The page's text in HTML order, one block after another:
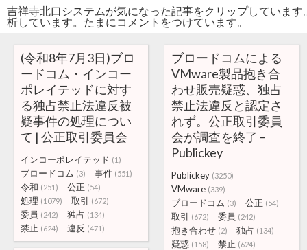
吉祥寺北口システムが気になった記事をクリップしていま
析しています。たまにコメントをつけています。
(令和8年7月3日)ブロ
ードコム・インコー
ポレイテッドに対す
る独占禁止法違反被
疑事件の処理につい
て | 公正取引委員会
インコーポレイテッド (1)
ブロードコム (3) 事件 (551)
令和 (251) 公正 (54)
処理 (1079) 取引 (672)
委員 (242) 独占 (134)
禁止 (624) 違反 (471)
ブロードコムによる
VMware製品抱き合
わせ販売疑惑、独占
禁止法違反と認定さ
れず。公正取引委員
会が調査を終了 –
Publickey
Publickey (3250)
VMware (339)
ブロードコム (3) 公正 (54)
取引 (672) 委員 (242)
抱き合わせ (2) 独占 (134)
疑惑 (158) 禁止 (624)